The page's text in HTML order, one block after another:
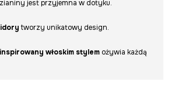
jest przyjemna w dotyku.
tworzy unikatowy design.
włoskim stylem ożywia każdą